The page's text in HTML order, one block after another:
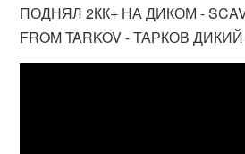
ПОДНЯЛ 2КК+ НА ДИКОМ - SCAV
FROM TARKOV - ТАРКОВ ДИКИЙ